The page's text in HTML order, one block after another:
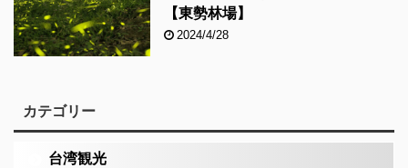
【東勢林場】
2024/4/28
カテゴリー
台湾観光